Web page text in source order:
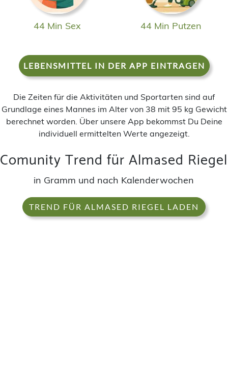
44 Min Sex 44 Min Putzen
LEBENSMITTEL IN DER APP EINTRAGEN
Die Zeiten für die Aktivitäten und Sportarten sind auf
Grundlage eines Mannes im Alter von 38 mit 95 kg Gewicht
berechnet worden. Über unsere App bekommst Du Deine
individuell ermittelten Werte angezeigt.
Comunity Trend für Almased Riegel
in Gramm und nach Kalenderwochen
TREND FÜR ALMASED RIEGEL LADEN